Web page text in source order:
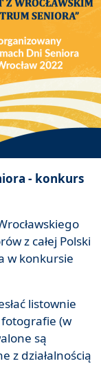
- konkurs
z całej Polski
w konkursie
listownie
(w
są
z działalnością